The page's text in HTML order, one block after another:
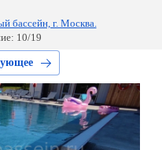
бассейн, г. Москва.
10/19